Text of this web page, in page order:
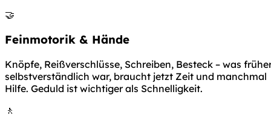
🤝
Feinmotorik & Hände
Knöpfe, Reißverschlüsse, Schreiben, Besteck – was
selbstverständlich war, braucht jetzt Zeit und manchmal
Hilfe. Geduld ist wichtiger als Schnelligkeit.
🚶